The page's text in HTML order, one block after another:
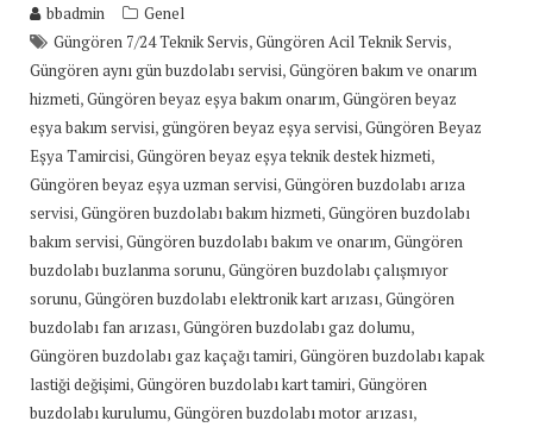
bbadmin
Genel
Güngören 7/24 Teknik Servis,Güngören Acil Teknik Servis,
Güngören aynı gün buzdolabı servisi,Güngören bakım ve onarım
hizmeti,Güngören beyaz eşya bakım onarım,Güngören beyaz
eşya bakım servisi,güngören beyaz eşya servisi,Güngören Beyaz
Eşya Tamircisi,Güngören beyaz eşya teknik destek hizmeti,
Güngören beyaz eşya uzman servisi,Güngören buzdolabı arıza
servisi,Güngören buzdolabı bakım hizmeti,Güngören buzdolabı
bakım servisi,Güngören buzdolabı bakım ve onarım,Güngören
buzdolabı buzlanma sorunu,Güngören buzdolabı çalışmıyor
sorunu,Güngören buzdolabı elektronik kart arızası,Güngören
buzdolabı fan arızası,Güngören buzdolabı gaz dolumu,
Güngören buzdolabı gaz kaçağı tamiri,Güngören buzdolabı kapak
lastiği değişimi,Güngören buzdolabı kart tamiri,Güngören
buzdolabı kurulumu,Güngören buzdolabı motor arızası,